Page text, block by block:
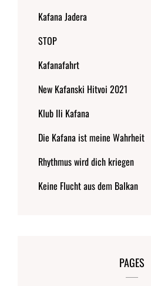
Kafana Jadera
STOP
Kafanafahrt
New Kafanski Hitvoi 2021
Klub Ili Kafana
Die Kafana ist meine Wahrheit
Rhythmus wird dich kriegen
Keine Flucht aus dem Balkan
PAGES